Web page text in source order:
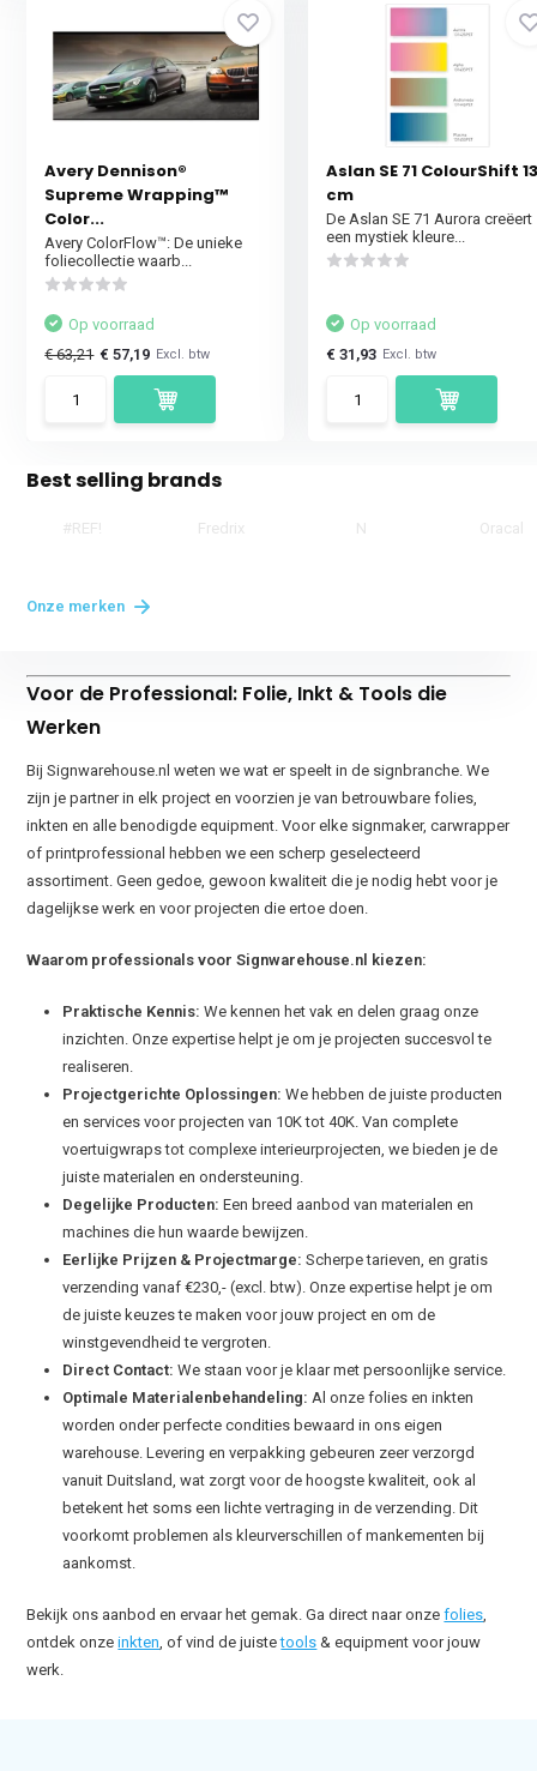
Avery Dennison®
Supreme Wrapping™
Color...
Avery ColorFlow™: De unieke
foliecollectie waarb...
Op voorraad
€ 63,21 € 57,19 Excl. btw
Aslan SE 71 ColourShift
cm
De Aslan SE 71 Aurora creëert
een mystiek kleure...
Op voorraad
€ 31,93 Excl. btw
Best selling brands
#REF! Fredrix N Oracal
Onze merken
Voor de Professional: Folie, Inkt & Tools die
Werken
Bij Signwarehouse.nl weten we wat er speelt in de signbranche. We
zijn je partner in elk project en voorzien je van betrouwbare folies,
inkten en alle benodigde equipment. Voor elke signmaker, carwrapper
of printprofessional hebben we een scherp geselecteerd
assortiment. Geen gedoe, gewoon kwaliteit die je nodig hebt voor je
dagelijkse werk en voor projecten die ertoe doen.
Waarom professionals voor Signwarehouse.nl kiezen:
Praktische Kennis: We kennen het vak en delen graag onze
inzichten. Onze expertise helpt je om je projecten succesvol te
realiseren.
Projectgerichte Oplossingen: We hebben de juiste producten
en services voor projecten van 10K tot 40K. Van complete
voertuigwraps tot complexe interieurprojecten, we bieden je de
juiste materialen en ondersteuning.
Degelijke Producten: Een breed aanbod van materialen en
machines die hun waarde bewijzen.
Eerlijke Prijzen & Projectmarge: Scherpe tarieven, en gratis
verzending vanaf €230,- (excl. btw). Onze expertise helpt je om
de juiste keuzes te maken voor jouw project en om de
winstgevendheid te vergroten.
Direct Contact: We staan voor je klaar met persoonlijke service.
Optimale Materialenbehandeling: Al onze folies en inkten
worden onder perfecte condities bewaard in ons eigen
warehouse. Levering en verpakking gebeuren zeer verzorgd
vanuit Duitsland, wat zorgt voor de hoogste kwaliteit, ook al
betekent het soms een lichte vertraging in de verzending. Dit
voorkomt problemen als kleurverschillen of mankementen bij
aankomst.
Bekijk ons aanbod en ervaar het gemak. Ga direct naar onzefolies,
ontdek onzeinkten, of vind de juistetools & equipment voor jouw
werk.